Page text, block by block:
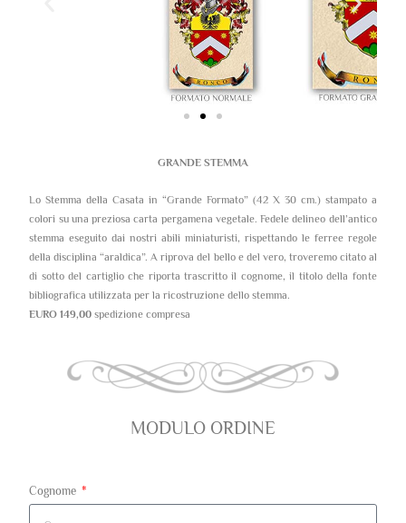
GRANDE STEMMA
Lo Stemma della Casata in “Grande Formato” (42 X 30 cm.) stampato a
colori su una preziosa carta pergamena vegetale. Fedele delineo dell’antico
stemma eseguito dai nostri abili miniaturisti, rispettando le ferree regole
della disciplina “araldica”. A riprova del bello e del vero, troveremo citato al
di sotto del cartiglio che riporta trascritto il cognome, il titolo della fonte
bibliografica utilizzata per la ricostruzione dello stemma.
EURO 149,00 spedizione compresa
MODULO ORDINE
Cognome